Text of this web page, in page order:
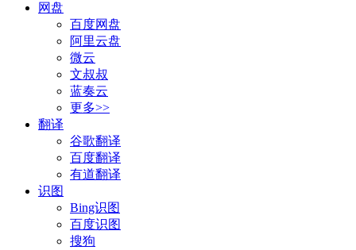
网盘
百度网盘
阿里云盘
微云
文叔叔
蓝奏云
更多>>
翻译
谷歌翻译
百度翻译
有道翻译
识图
Bing识图
百度识图
搜狗